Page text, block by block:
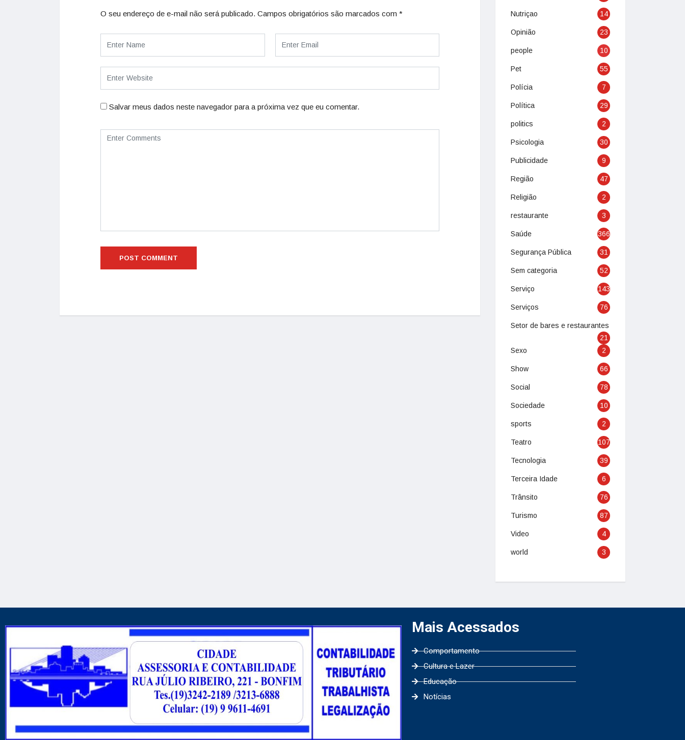
O seu endereço de e-mail não será publicado. Campos obrigatórios são marcados com *
Salvar meus dados neste navegador para a próxima vez que eu comentar.
Nutriçao 14
Opinião 23
people 10
Pet 55
Polícia 7
Política 29
politics 2
Psicologia 30
Publicidade 9
Região 47
Religião 2
restaurante 3
Saúde 366
Segurança Pública 31
Sem categoria 52
Serviço 143
Serviços 76
Setor de bares e restaurantes
21
Sexo
2
Show 66
Social 78
Sociedade 10
sports 2
Teatro 107
Tecnologia 39
Terceira Idade 6
Trânsito 76
Turismo 87
Video 4
world 3
Mais Acessados
Comportamento
Cultura e Lazer
Educação
Notícias